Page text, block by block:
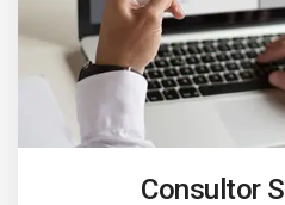
Consultor